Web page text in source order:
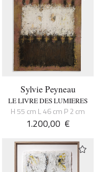
Sylvie Peyneau
LE LIVRE DES LUMIERES
H 55 cm L 46 cm P 2 cm
1.200,00 €